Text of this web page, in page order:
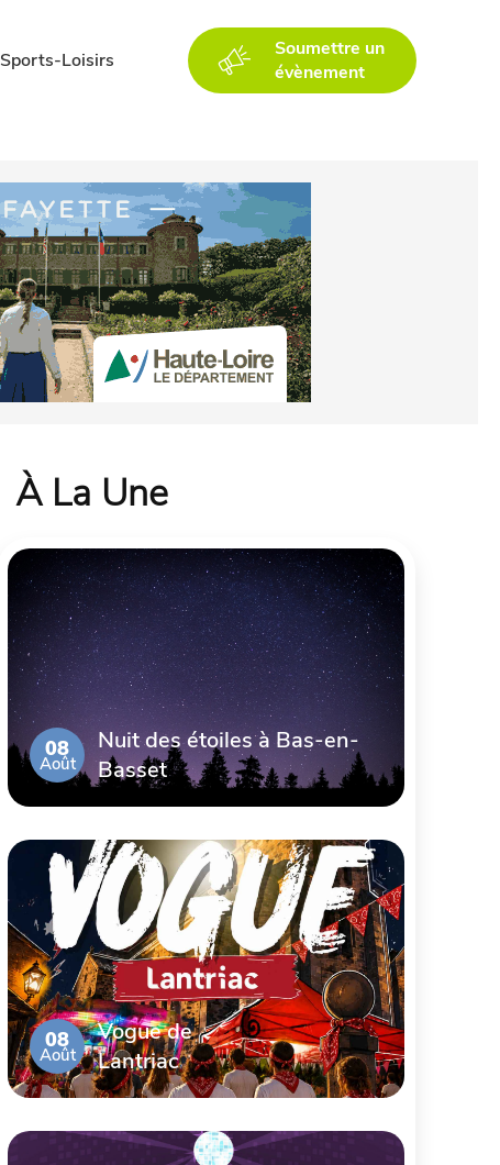
Sports-Loisirs
Soumettre un
évènement
À La Une
08
Août
Nuit des étoiles à Bas-en-
Basset
08
Août
Vogue de
Lantriac